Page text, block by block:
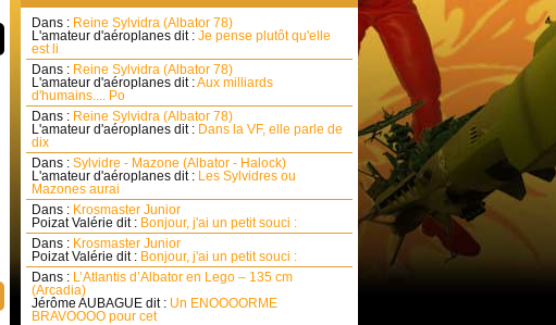
Dans : Reine Sylvidra (Albator 78)
L'amateur d'aéroplanes dit : Je pense plutôt qu'elle
est li
Dans : Reine Sylvidra (Albator 78)
L'amateur d'aéroplanes dit :Aux milliards
d'humains.... Po
Dans : Reine Sylvidra (Albator 78)
L'amateur d'aéroplanes dit : Dans la VF, elle parle de
dix
Dans : Sylvidre - Mazone (Albator - Halock)
L'amateur d'aéroplanes dit : Les Sylvidres ou
Mazones aurai
Dans : Krosmaster Junior
Poizat Valérie dit : Bonjour, j'ai un petit souci :
Dans : Krosmaster Junior
Poizat Valérie dit : Bonjour, j'ai un petit souci :
Dans : L’Atlantis d’Albator en Lego – 135 cm
(Arcadia)
Jérôme AUBAGUE dit : Un ENOOOORME
BRAVOOOO pour cet